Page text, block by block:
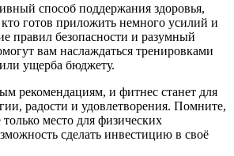
способ поддержания здоровья,
готов приложить немного усилий и
правил безопасности и разумный
вам наслаждаться тренировками
ущерба бюджету.
рекомендациям, и фитнес станет для
радости и удовлетворения. Помните,
только место для физических
сделать инвестицию в своё